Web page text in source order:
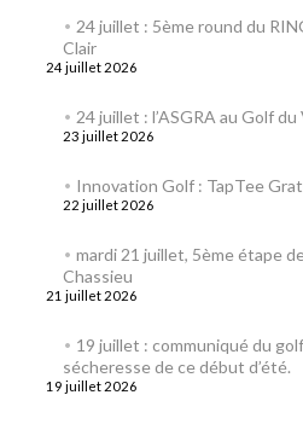
24 juillet : 5ème round du
Clair
24 juillet 2026
24 juillet : l’ASGRA au Golf
23 juillet 2026
Innovation Golf : TapTee
22 juillet 2026
mardi 21 juillet, 5ème étape
Chassieu
21 juillet 2026
19 juillet : communiqué du
sécheresse de ce début d’été.
19 juillet 2026